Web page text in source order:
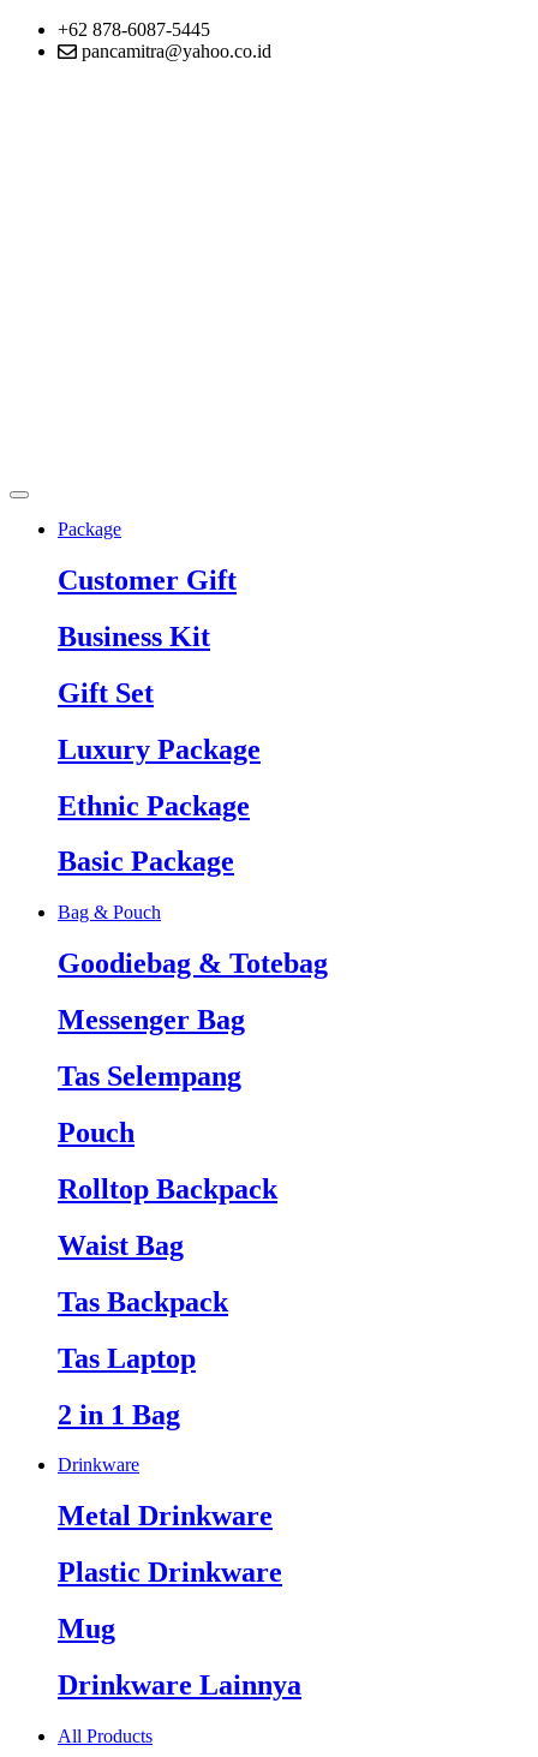
+62 878-6087-5445
pancamitra@yahoo.co.id
Package
Customer Gift
Business Kit
Gift Set
Luxury Package
Ethnic Package
Basic Package
Bag & Pouch
Goodiebag & Totebag
Messenger Bag
Tas Selempang
Pouch
Rolltop Backpack
Waist Bag
Tas Backpack
Tas Laptop
2 in 1 Bag
Drinkware
Metal Drinkware
Plastic Drinkware
Mug
Drinkware Lainnya
All Products